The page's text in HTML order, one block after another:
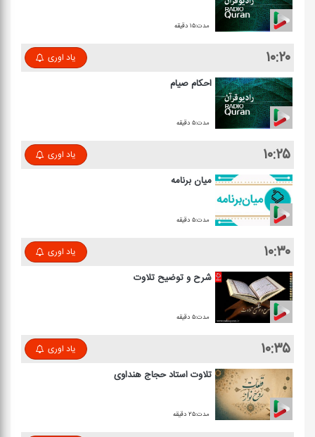
مدت:۱۵ دقیقه
۱۰:۲۰ یاد اوری
احكام صیام
مدت:۵ دقیقه
۱۰:۲۵ یاد اوری
میان برنامه
مدت:۵ دقیقه
۱۰:۳۰ یاد اوری
شرح و توضیح تلاوت
مدت:۵ دقیقه
۱۰:۳۵ یاد اوری
تلاوت استاد حجاج هنداوی
مدت:۲۵ دقیقه